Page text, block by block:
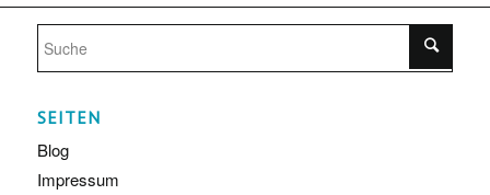
SEITEN
Blog
Impressum